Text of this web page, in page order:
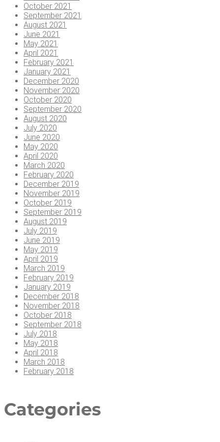
October 2021
September 2021
August 2021
June 2021
May 2021
April 2021
February 2021
January 2021
December 2020
November 2020
October 2020
September 2020
August 2020
July 2020
June 2020
May 2020
April 2020
March 2020
February 2020
December 2019
November 2019
October 2019
September 2019
August 2019
July 2019
June 2019
May 2019
April 2019
March 2019
February 2019
January 2019
December 2018
November 2018
October 2018
September 2018
July 2018
May 2018
April 2018
March 2018
February 2018
Cate­go­ries